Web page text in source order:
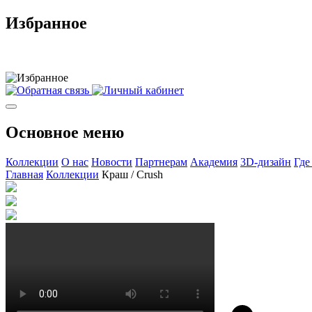
Избранное
Основное меню
Коллекции О нас Новости Партнерам Академия 3D-дизайн
Главная Коллекции Краш / Crush